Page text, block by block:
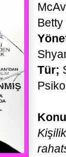
Tür;